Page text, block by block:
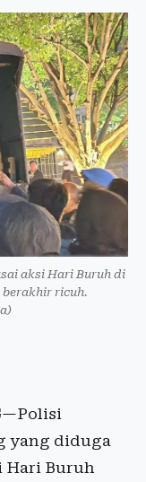
aksi Hari Buruh di
berakhir ricuh.
—Polisi
yang diduga
Hari Buruh